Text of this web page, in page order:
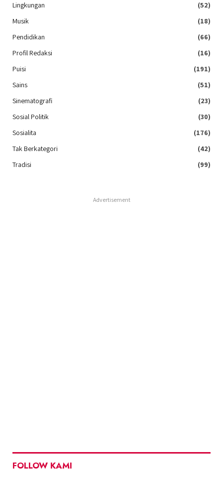
Lingkungan
(52)
Musik
(18)
Pendidikan
(66)
Profil Redaksi
(16)
Puisi
(191)
Sains
(51)
Sinematografi
(23)
Sosial Politik
(30)
Sosialita
(176)
Tak Berkategori
(42)
Tradisi
(99)
Advertisement
FOLLOW KAMI